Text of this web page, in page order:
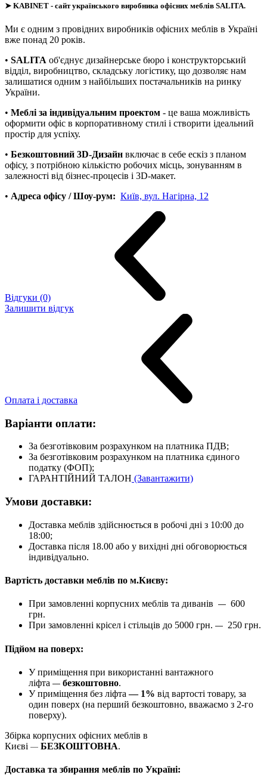
➤ KABINET - сайт українського виробника офісних меблів SALITA.
Ми є одним з провідних виробників офісних меблів в Україні
вже понад 20 років.
• SALITA об'єднує дизайнерське бюро і конструкторський
відділ, виробництво, складську логістику, що дозволяє нам
залишатися одним з найбільших постачальників на ринку
України.
• Меблі за індивідуальним проектом - це ваша можливість
оформити офіс в корпоративному стилі і створити ідеальний
простір для успіху.
• Безкоштовний 3D-Дизайн включає в себе ескіз з планом
офісу, з потрібною кількістю робочих місць, зонуванням в
залежності від бізнес-процесів і 3D-макет.
• Адреса офісу / Шоу-рум: Київ, вул. Нагірна, 12
Відгуки (0)
Залишити відгук
Оплата і доставка
Варіанти оплати:
За безготівковим розрахунком на платника ПДВ;
За безготівковим розрахунком на платника єдиного
податку (ФОП);
ГАРАНТІЙНИЙ ТАЛОН (Завантажити)
Умови доставки:
Доставка меблів здійснюється в робочі дні з 10:00 до
18:00;
Доставка після 18.00 або у вихідні дні обговорюється
індивідуально.
Вартість доставки меблів по м.Києву:
При замовленні корпусних меблів та диванів — 600
грн.
При замовленні крісел і стільців до 5000 грн. — 250 грн.
Підйом на поверх:
У приміщення при використанні вантажного
ліфта — безкоштовно.
У приміщення без ліфта— 1% від вартості товару, за
один поверх (на перший безкоштовно, вважаємо з 2-го
поверху).
Збірка корпусних офісних меблів в
Києві — БЕЗКОШТОВНА.
Доставка та збирання меблів по Україні: